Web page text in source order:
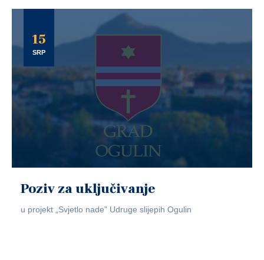
15
SRP
Poziv za uključivanje
u projekt „Svjetlo nade” Udruge slijepih Ogulin